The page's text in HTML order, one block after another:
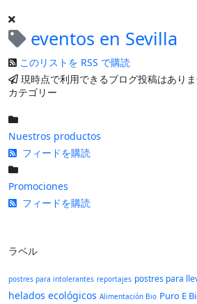
eventos en Sevilla
このリストを RSS で購読
現時点で利用できるブログ投稿はあり
カテゴリー
Nuestros productos
フィードを購読
Promociones
フィードを購読
ラベル
postres para intolerantes reportajes postres para
helados ecológicos Alimentación Bio Puro E